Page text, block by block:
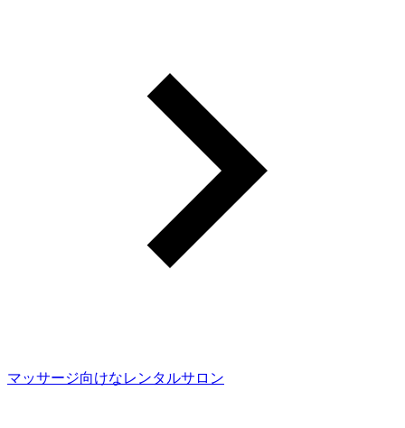
マッサージ向けなレンタルサロン